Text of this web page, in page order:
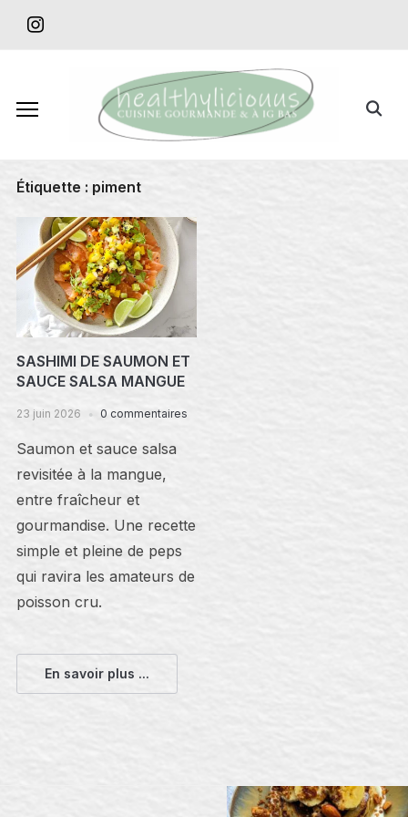
instagram
Search
Étiquette : piment
SASHIMI DE SAUMON ET
SAUCE SALSA MANGUE
23 juin 2026 0 commentaires
Saumon et sauce salsa
revisitée à la mangue,
entre fraîcheur et
gourmandise. Une recette
simple et pleine de peps
qui ravira les amateurs de
poisson cru.
En savoir plus ...